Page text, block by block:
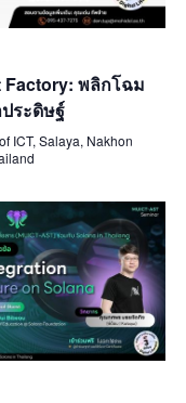
Factory: พลิกโฉม
ระดิษฐ์
ICT, Salaya, Nakhon